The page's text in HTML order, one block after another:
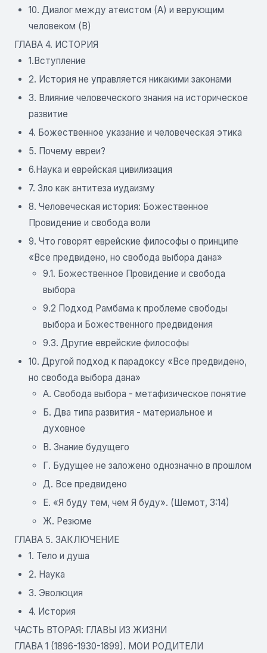
10. Диалог между атеистом (А) и верующим
человеком (В)
ГЛАВА 4. ИСТОРИЯ
1.Вступление
2. История не управляется никакими законами
3. Влияние человеческого знания на историческое
развитие
4. Божественное указание и человеческая этика
5. Почему евреи?
6.Наука и еврейская цивилизация
7. Зло как антитеза иудаизму
8. Человеческая история: Божественное
Провидение и свобода воли
9. Что говорят еврейские философы о принципе
«Все предвидено, но свобода выбора дана»
9.1. Божественное Провидение и свобода
выбора
9.2 Подход Рамбама к проблеме свободы
выбора и Божественного предвидения
9.3. Другие еврейские философы
10. Другой подход к парадоксу «Все предвидено,
но свобода выбора дана»
А. Свобода выбора - метафизическое понятие
Б. Два типа развития - материальное и
духовное
В. Знание будущего
Г. Будущее не заложено однозначно в прошлом
Д. Все предвидено
Е. «Я буду тем, чем Я буду». (Шемот, 3:14)
Ж. Резюме
ГЛАВА 5. ЗАКЛЮЧЕНИЕ
1. Тело и душа
2. Наука
3. Эволюция
4. История
ЧАСТЬ ВТОРАЯ: ГЛАВЫ ИЗ ЖИЗНИ
ГЛАВА 1 (1896-1930-1899). МОИ РОДИТЕЛИ